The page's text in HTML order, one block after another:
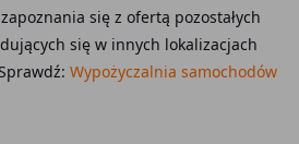
się z ofertą pozostałych
się w innych lokalizacjach
Wypożyczalnia samochodów